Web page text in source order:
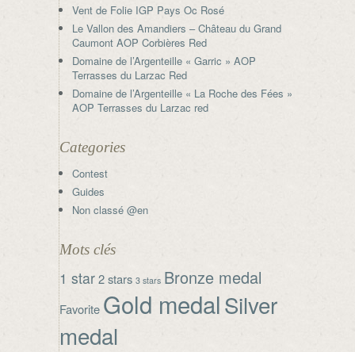
Vent de Folie IGP Pays Oc Rosé
Le Vallon des Amandiers – Château du Grand
Caumont AOP Corbières Red
Domaine de l’Argenteille « Garric » AOP
Terrasses du Larzac Red
Domaine de l’Argenteille « La Roche des Fées »
AOP Terrasses du Larzac red
Categories
Contest
Guides
Non classé @en
Mots clés
1 star2 stars 3 stars Bronze medal
Favorite Gold medalSilver
medal